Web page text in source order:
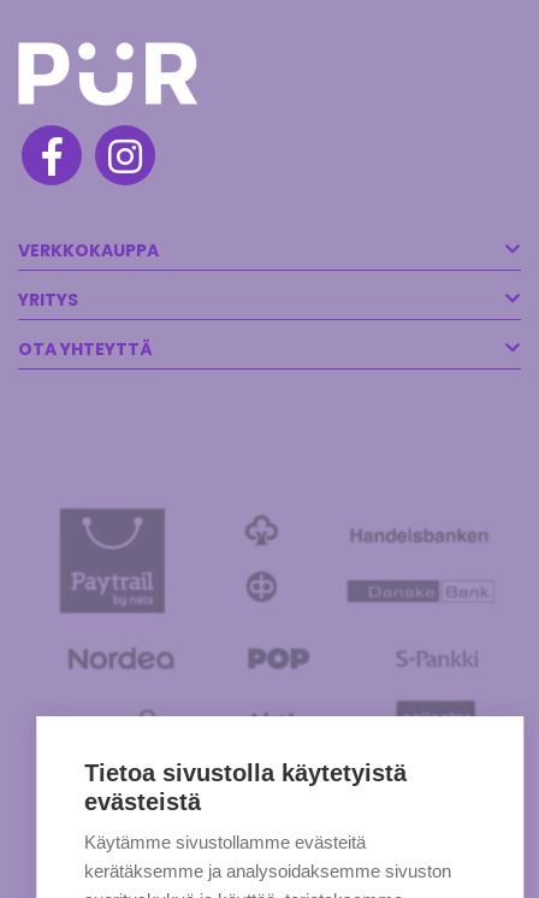
VERKKOKAUPPA
YRITYS
OTA YHTEYTTÄ
Tietoa sivustolla käytetyistä
evästeistä
Käytämme sivustollamme evästeitä
kerätäksemme ja analysoidaksemme sivuston